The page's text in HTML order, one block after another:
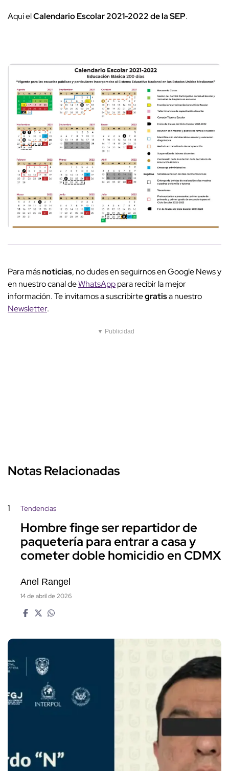
Aquí elCalendario Escolar 2021-2022 de la SEP.
Para másnoticias, no dudes en seguirnos en Google News y
en nuestro canal deWhatsApppara recibir la mejor
información. Te invitamos a suscribirtegratisa nuestro
Newsletter.
▼ Publicidad
Notas Relacionadas
1 Tendencias
Hombre finge ser repartidor de
paquetería para entrar a casa y
cometer doble homicidio en CDMX
Anel Rangel
14 de abril de 2026